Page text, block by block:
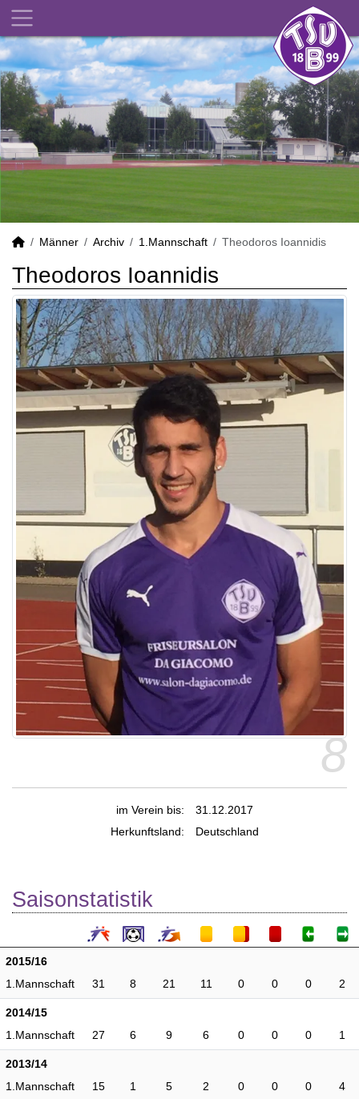
Männer Archiv 1.Mannschaft Theodoros Ioannidis
Theodoros Ioannidis
8
im Verein bis:
31.12.2017
Herkunftsland:
Deutschland
Saisonstatistik
2015/16
1.Mannschaft
31 8 21 11 0 0 0 2
2014/15
1.Mannschaft
27 6 9 6 0 0 0 1
2013/14
1.Mannschaft
15 1 5 2 0 0 0 4